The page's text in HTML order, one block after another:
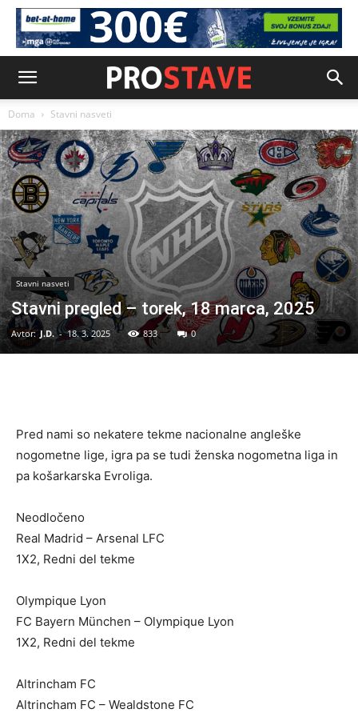
Doma Stavni nasveti
Stavni nasveti
Stavni pregled – torek, 18 marca, 2025
Avtor: J.D. - 18. 3. 2025 833 0
Pred nami so nekatere tekme nacionalne angleške
nogometne lige, igra pa se tudi ženska nogometna liga in
pa košarkarska Evroliga.
Neodločeno
Real Madrid – Arsenal LFC
1X2, Redni del tekme
Olympique Lyon
FC Bayern München – Olympique Lyon
1X2, Redni del tekme
Altrincham FC
Altrincham FC – Wealdstone FC